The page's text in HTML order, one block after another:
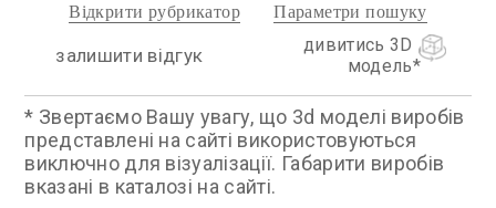
залишити відгук
дивитись 3D
модель
Відкрити рубрикатор Параметри пошуку
* Звертаємо Вашу увагу, що 3d моделі виробів
представлені на сайті використовуються
виключно для візуалізації. Габарити виробів
вказані в каталозі на сайті.